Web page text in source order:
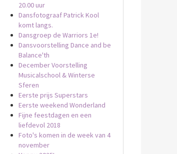
20.00 uur
Dansfotograaf Patrick Kool
komt langs.
Dansgroep de Warriors 1e!
Dansvoorstelling Dance and be
Balance'th
December Voorstelling
Musicalschool & Winterse
Sferen
Eerste prijs Superstars
Eerste weekend Wonderland
Fijne feestdagen en een
liefdevol 2018
Foto's komen in de week van 4
november